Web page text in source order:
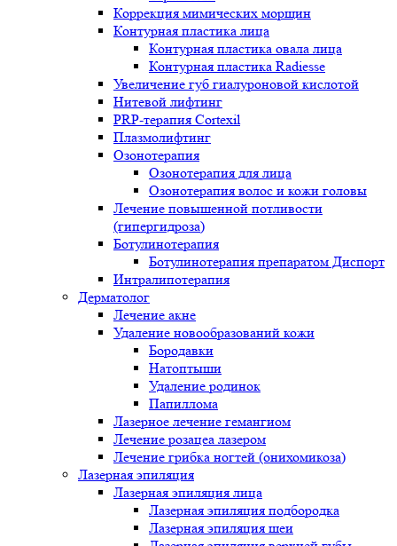
Коррекция мимических морщин
Контурная пластика лица
Контурная пластика овала лица
Контурная пластика Radiesse
Увеличение губ гиалуроновой кислотой
Нитевой лифтинг
PRP-терапия Cortexil
Плазмолифтинг
Озонотерапия
Озонотерапия для лица
Озонотерапия волос и кожи головы
Лечение повышенной потливости
(гипергидроза)
Ботулинотерапия
Ботулинотерапия препаратом Диспорт
Интралипотерапия
Дерматолог
Лечение акне
Удаление новообразований кожи
Бородавки
Натоптыши
Удаление родинок
Папиллома
Лазерное лечение гемангиом
Лечение розацеа лазером
Лечение грибка ногтей (онихомикоза)
Лазерная эпиляция
Лазерная эпиляция лица
Лазерная эпиляция подбородка
Лазерная эпиляция шеи